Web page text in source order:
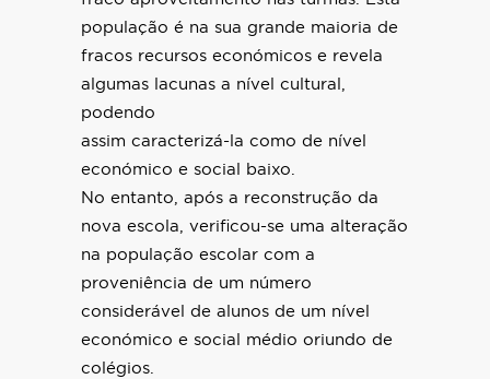
população é na sua grande maioria de
fracos recursos económicos e revela
algumas lacunas a nível cultural,
podendo
assim caracterizá-la como de nível
económico e social baixo.
No entanto, após a reconstrução da
nova escola, verificou-se uma alteração
na população escolar com a
proveniência de um número
considerável de alunos de um nível
económico e social médio oriundo de
colégios.